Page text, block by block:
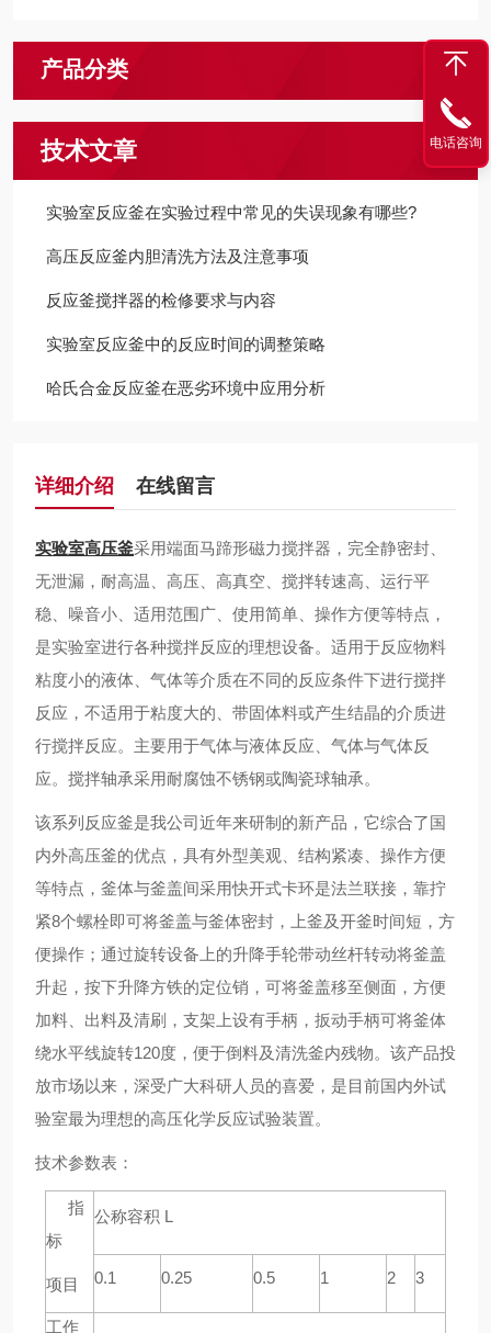
产品分类
技术文章
实验室反应釜在实验过程中常见的失误现象有哪些?
高压反应釜内胆清洗方法及注意事项
反应釜搅拌器的检修要求与内容
实验室反应釜中的反应时间的调整策略
哈氏合金反应釜在恶劣环境中应用分析
详细介绍 在线留言
实验室高压釜采用端面马蹄形磁力搅拌器，完全静密封、
无泄漏，耐高温、高压、高真空、搅拌转速高、运行平
稳、噪音小、适用范围广、使用简单、操作方便等特点，
是实验室进行各种搅拌反应的理想设备。适用于反应物料
粘度小的液体、气体等介质在不同的反应条件下进行搅拌
反应，不适用于粘度大的、带固体料或产生结晶的介质进
行搅拌反应。主要用于气体与液体反应、气体与气体反
应。搅拌轴承采用耐腐蚀不锈钢或陶瓷球轴承。
该系列反应釜是我公司近年来研制的新产品，它综合了国
内外高压釜的优点，具有外型美观、结构紧凑、操作方便
等特点，釜体与釜盖间采用快开式卡环是法兰联接，靠拧
紧8个螺栓即可将釜盖与釜体密封，上釜及开釜时间短，方
便操作； 通过旋转设备上的升降手轮带动丝杆转动将釜盖
升起，按下升降方铁的定位销，可将釜盖移至侧面，方便
加料、出料及清刷， 支架上设有手柄，扳动手柄可将釜体
绕水平线旋转120度，便于倒料及清洗釜内残物。该产品投
放市场以来，深受广大科研人员的喜爱，是目前国内外试
验室最为理想的高压化学反应试验装置。
技术参数表：
指
标
项目
公称容积 L
0.1 0.25 0.5 1 2 3
工作
电话咨询